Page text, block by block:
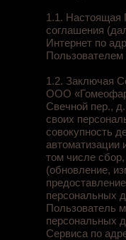
1.1. Настоящая
соглашения
Интернет по
Пользователем
1.2. Заключая
ООО
Свечной пер.,
своих
совокупность
автоматизации
том числе
(обновление,
персональных
Пользователь
персональных
Сервиса по